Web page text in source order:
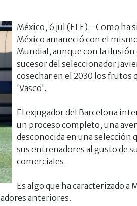
México, 6 jul (EFE).- Como ha
México amaneció con el
Mundial, aunque con la ilusión
sucesor del seleccionador
cosechar en el 2030 los frutos
'Vasco'.
El exjugador del Barcelona
un proceso completo, una
desconocida en una selección
sus entrenadores al gusto de
comerciales.
Es algo que ha caracterizado a
anteriores.